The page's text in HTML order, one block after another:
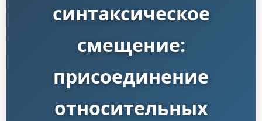
синтаксическое
смещение:
присоединение
относительных